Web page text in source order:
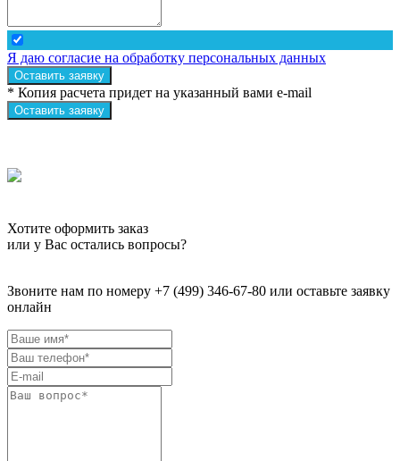
Я даю согласие на обработку персональных данных
Оставить заявку
* Копия расчета придет на указанный вами e-mail
Оставить заявку
Хотите оформить заказ
или у Вас остались вопросы?
Звоните нам по номеру +7 (499) 346-67-80 или оставьте заявку
онлайн